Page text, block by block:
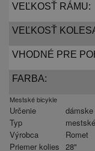
VEĽKOSŤ RÁMU:
VEĽKOSŤ
VHODNÉ PRE
FARBA:
Mestské bicykle
Určenie
dámske
Typ
mestské
Výrobca
Romet
Priemer kolies 28"